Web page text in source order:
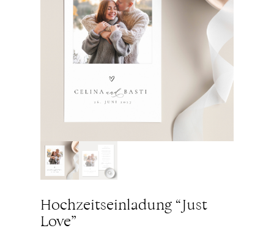
Hochzeitseinladung “Just
Love”